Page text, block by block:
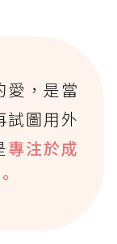
愛，是當
試圖用外
專注於成